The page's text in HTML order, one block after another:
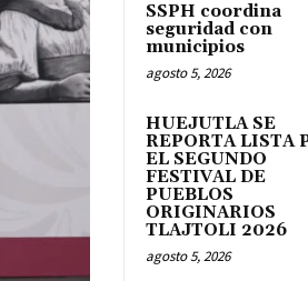
SSPH coordina
seguridad con
municipios
agosto 5, 2026
HUEJUTLA SE
REPORTA LISTA
EL SEGUNDO
FESTIVAL DE
PUEBLOS
ORIGINARIOS
TLAJTOLI 2026
agosto 5, 2026